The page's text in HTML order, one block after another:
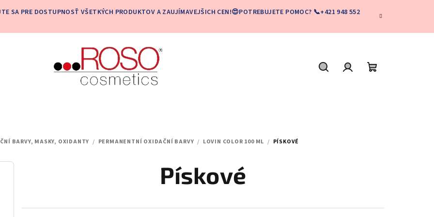
SA PRE DOSTUPNOSŤ VŠETKÝCH PRODUKTOV A ZAUJÍMAVEJŠICH CEN!😍POTREBUJETE POMOC? 📞+421 948 552
BARVY, MASKY, OXIDANTY / PERMANENTNÍ OXIDAČNÍ BARVY / LOVIN COLOR 100 ML / PÍSKOVÉ
Pískové